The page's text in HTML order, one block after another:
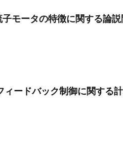
モータの特徴に関する論
ードバック制御に関する